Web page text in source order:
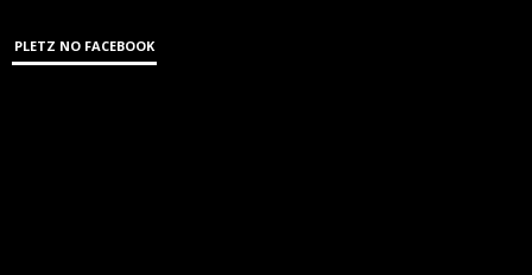
PLETZ NO FACEBOOK